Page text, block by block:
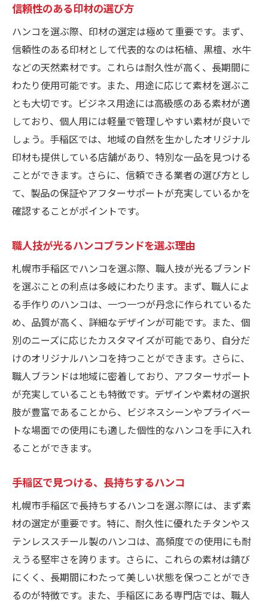
信頼性のある印材の選び方
ハンコを選ぶ際、印材の選定は極めて重要です。まず、
信頼性のある印材として代表的なのは柘植、黒檀、水牛
などの天然素材です。これらは耐久性が高く、長期間に
わたり使用可能です。また、用途に応じて素材を選ぶこ
とも大切です。ビジネス用途には高級感のある素材が適
しており、個人用には軽量で管理しやすい素材が良いで
しょう。手稲区では、地域の自然を生かしたオリジナル
印材も提供している店舗があり、特別な一品を見つける
ことができます。さらに、信頼できる業者の選び方とし
て、製品の保証やアフターサポートが充実しているかを
確認することがポイントです。
職人技が光るハンコブランドを選ぶ理由
札幌市手稲区でハンコを選ぶ際、職人技が光るブランド
を選ぶことの利点は多岐にわたります。まず、職人によ
る手作りのハンコは、一つ一つが丹念に作られているた
め、品質が高く、詳細なデザインが可能です。また、個
別のニーズに応じたカスタマイズが可能であり、自分だ
けのオリジナルハンコを持つことができます。さらに、
職人ブランドは地域に密着しており、アフターサポート
が充実していることも特徴です。デザインや素材の選択
肢が豊富であることから、ビジネスシーンやプライベー
トな場面での使用にも適した個性的なハンコを手に入れ
ることができます。
手稲区で見つける、長持ちするハンコ
札幌市手稲区で長持ちするハンコを選ぶ際には、まず素
材の選定が重要です。特に、耐久性に優れたチタンやス
テンレススチール製のハンコは、高頻度での使用にも耐
えうる堅牢さを誇ります。さらに、これらの素材は錆び
にくく、長期間にわたって美しい状態を保つことができ
るのが特徴です。また、手稲区にある専門店では、職人